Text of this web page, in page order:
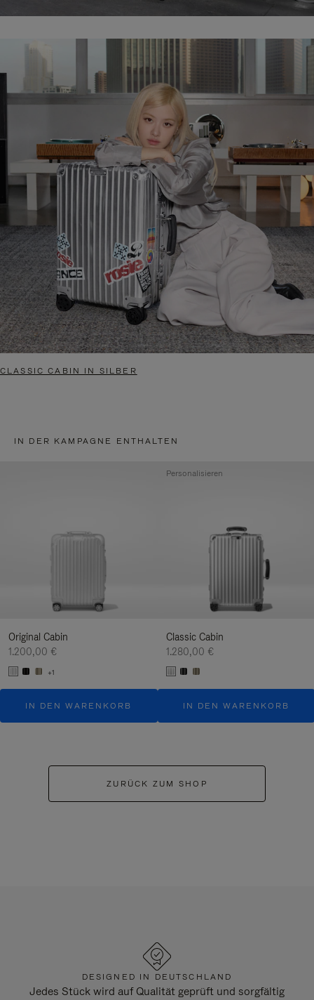
CLASSIC CABIN IN SILBER
IN DER KAMPAGNE ENTHALTEN
Original Cabin
1.200,00 €
+1
IN DEN WARENKORB
Classic Cabin
1.280,00 €
IN DEN WARENKORB
Personalisieren
ZURÜCK ZUM SHOP
DESIGNED IN DEUTSCHLAND
Jedes Stück wird auf Qualität geprüft und sorgfältig